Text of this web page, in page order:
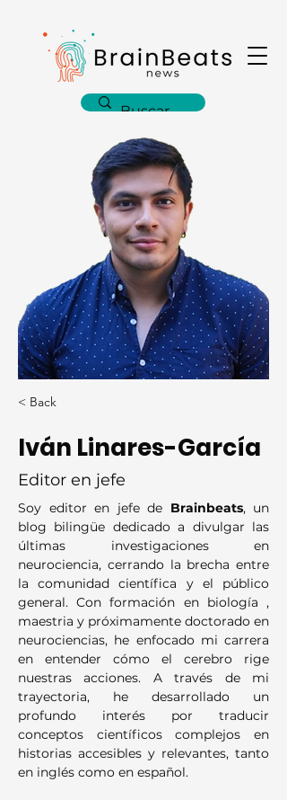
< Back
Iván Linares-García
Editor en jefe
Soy editor en jefe de Brainbeats, un
blog bilingüe dedicado a divulgar las
últimas investigaciones en
neurociencia, cerrando la brecha entre
la comunidad científica y el público
general. Con formación en biología ,
maestria y próximamente doctorado en
neurociencias, he enfocado mi carrera
en entender cómo el cerebro rige
nuestras acciones. A través de mi
trayectoria, he desarrollado un
profundo interés por traducir
conceptos científicos complejos en
historias accesibles y relevantes, tanto
en inglés como en español.